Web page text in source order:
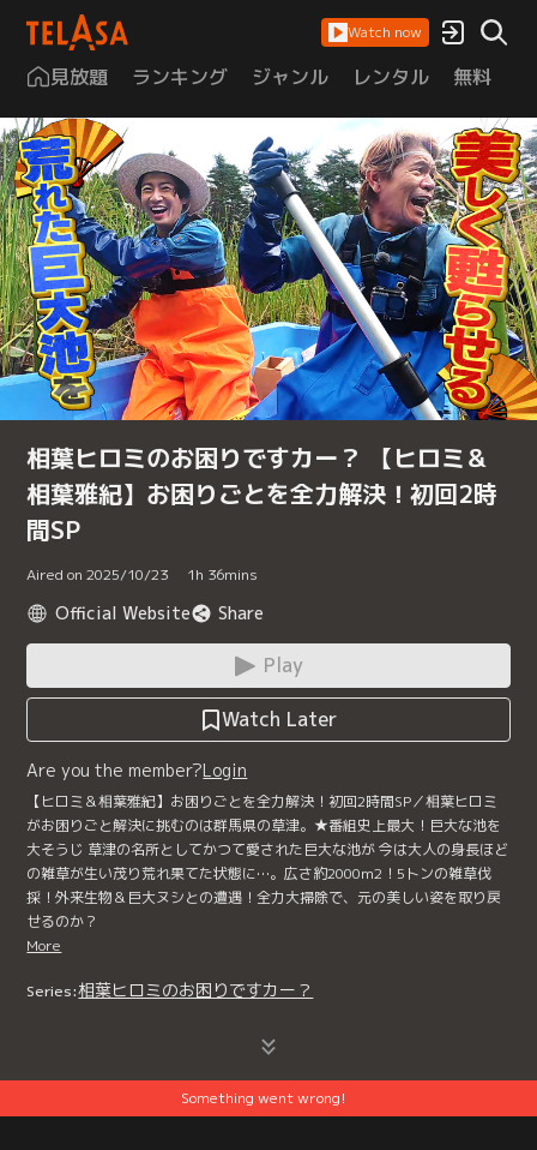
Watch now
見放題 ランキング ジャンル レンタル 無料
相葉ヒロミのお困りですカー？ 【ヒロミ＆
相葉雅紀】お困りごとを全力解決！初回2時
間SP
Aired on 2025/10/23 1h 36mins
Official Website Share
Play
Watch Later
Are you the member?Login
【ヒロミ＆相葉雅紀】お困りごとを全力解決！初回2時間SP／相葉ヒロミ
がお困りごと解決に挑むのは群馬県の草津。★番組史上最大！巨大な池を
大そうじ 草津の名所としてかつて愛された巨大な池が 今は大人の身長ほど
の雑草が生い茂り荒れ果てた状態に…。広さ約2000m2！5トンの雑草伐
採！外来生物＆巨大ヌシとの遭遇！全力大掃除で、元の美しい姿を取り戻
せるのか？
More
Series:相葉ヒロミのお困りですカー？
Something went wrong!